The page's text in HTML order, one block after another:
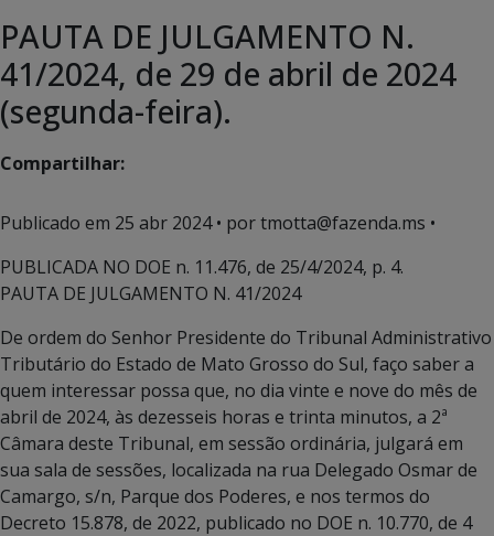
PAUTA DE JULGAMENTO N.
41/2024, de 29 de abril de 2024
(segunda-feira).
Compartilhar:
Publicado em 25 abr 2024• por tmotta@fazenda.ms •
PUBLICADA NO DOE n. 11.476, de 25/4/2024, p. 4.
PAUTA DE JULGAMENTO N. 41/2024
De ordem do Senhor Presidente do Tribunal Administrativo
Tributário do Estado de Mato Grosso do Sul, faço saber a
quem interessar possa que, no dia vinte e nove do mês de
abril de 2024, às dezesseis horas e trinta minutos, a 2ª
Câmara deste Tribunal, em sessão ordinária, julgará em
sua sala de sessões, localizada na rua Delegado Osmar de
Camargo, s/n, Parque dos Poderes, e nos termos do
Decreto 15.878, de 2022, publicado no DOE n. 10.770, de 4